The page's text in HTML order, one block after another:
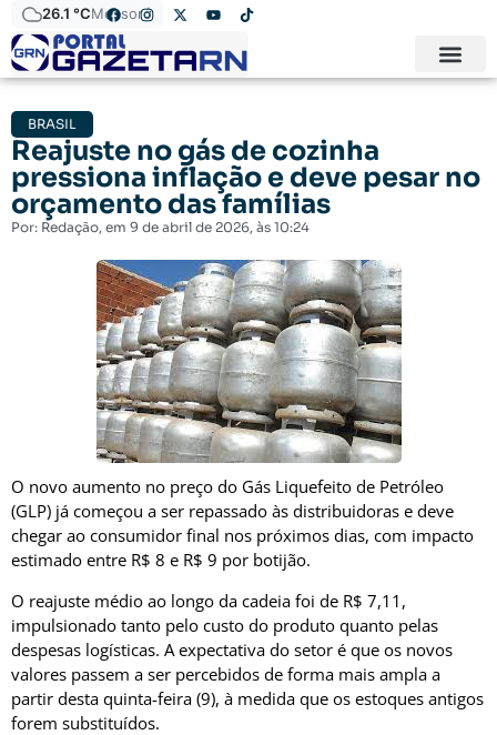
26.1 °CMossoró
BRASIL
Reajuste no gás de cozinha
pressiona inflação e deve pesar no
orçamento das famílias
Por: Redação, em 9 de abril de 2026, às 10:24
O novo aumento no preço do Gás Liquefeito de Petróleo
(GLP) já começou a ser repassado às distribuidoras e deve
chegar ao consumidor final nos próximos dias, com impacto
estimado entre R$ 8 e R$ 9 por botijão.
O reajuste médio ao longo da cadeia foi de R$ 7,11,
impulsionado tanto pelo custo do produto quanto pelas
despesas logísticas. A expectativa do setor é que os novos
valores passem a ser percebidos de forma mais ampla a
partir desta quinta-feira (9), à medida que os estoques antigos
forem substituídos.